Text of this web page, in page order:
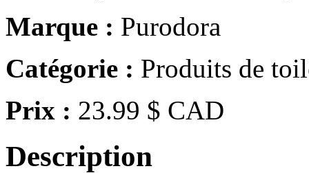
Marque : Purodora
Catégorie : Produits de
Prix : 23.99 $ CAD
Description